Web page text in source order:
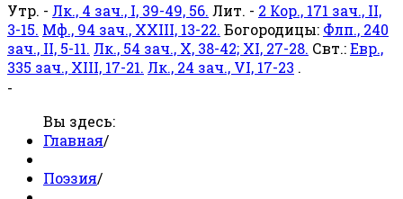
Утр. - Лк., 4 зач., I, 39-49, 56. Лит. - 2 Кор., 171 зач., II,
3-15. Мф., 94 зач., XXIII, 13-22. Богородицы: Флп., 240
зач., II, 5-11. Лк., 54 зач., X, 38-42; XI, 27-28. Свт.:Евр.,
335 зач., XIII, 17-21. Лк., 24 зач., VI, 17-23 .
-
Вы здесь:
Главная/
Поэзия/